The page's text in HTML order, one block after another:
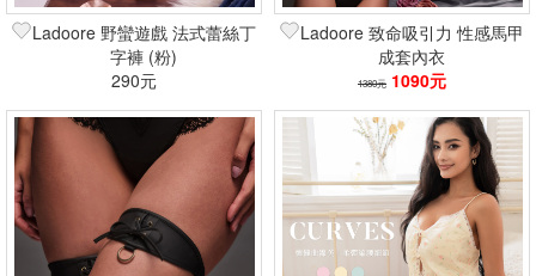
Ladoore 野蠻遊戲 法式蕾絲丁
字褲 (粉)
290元
Ladoore 致命吸引力 性感馬甲
成套內衣
1380元 1090元